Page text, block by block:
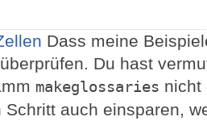
Dass meine
Du hast
makeglossaries nicht
Schritt auch einsparen,